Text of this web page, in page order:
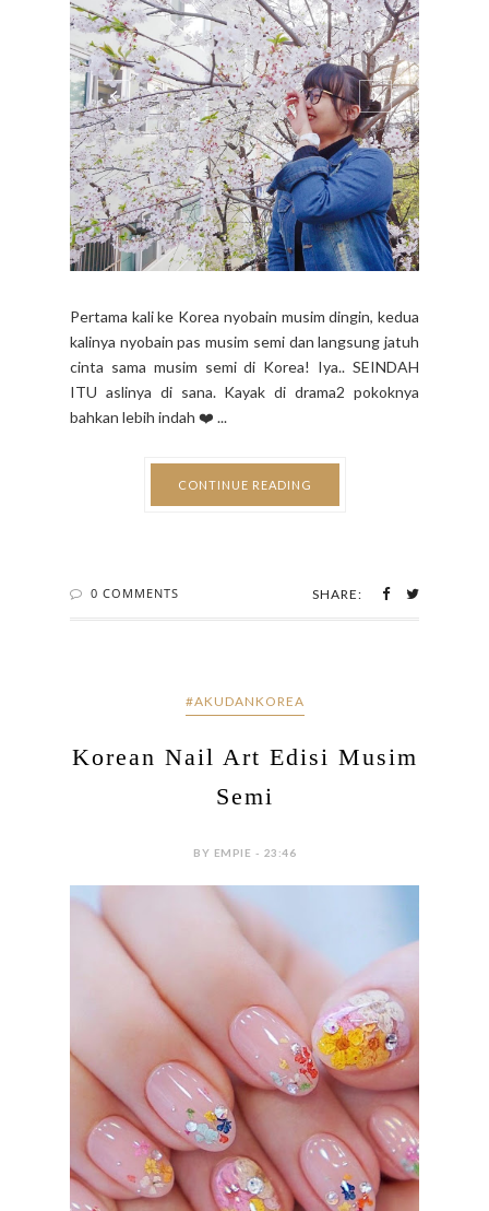
Pertama kali ke Korea nyobain musim dingin, kedua
kalinya nyobain pas musim semi dan langsung jatuh
cinta sama musim semi di Korea! Iya.. SEINDAH
ITU aslinya di sana. Kayak di drama2 pokoknya
bahkan lebih indah ❤️ ...
CONTINUE READING
0 COMMENTS SHARE:
#AKUDANKOREA
Korean Nail Art Edisi Musim
Semi
BY EMPIE - 23:46